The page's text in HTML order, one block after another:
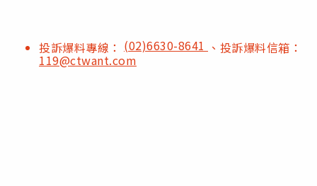
投訴爆料專線： (02)6630-8641 、投訴爆料信箱：
119@ctwant.com